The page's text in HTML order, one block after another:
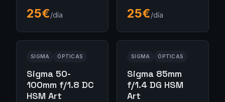
25€/día 25€/día
SIGMA ÓPTICAS
Sigma 50-
100mm f/1.8 DC
HSM Art
SIGMA ÓPTICAS
Sigma 85mm
f/1.4 DG HSM
Art